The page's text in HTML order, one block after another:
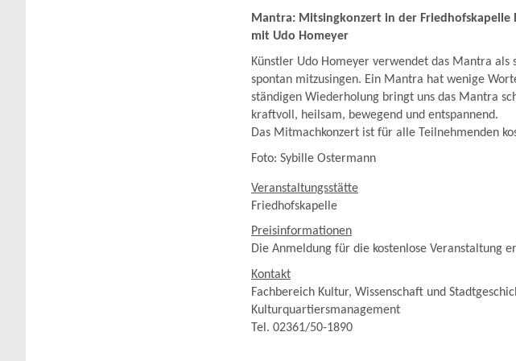
Mantra: Mitsingkonzert in der Friedhofskapelle
mit Udo Homeyer
Künstler Udo Homeyer verwendet das Mantra
spontan mitzusingen. Ein Mantra hat wenige
ständigen Wiederholung bringt uns das Mantra
kraftvoll, heilsam, bewegend und entspannend.
Das Mitmachkonzert ist für alle Teilnehmenden
Foto: Sybille Ostermann
Veranstaltungsstätte
Friedhofskapelle
Preisinformationen
Die Anmeldung für die kostenlose Veranstaltung
Kontakt
Fachbereich Kultur, Wissenschaft und
Kulturquartiersmanagement
Tel. 02361/50-1890